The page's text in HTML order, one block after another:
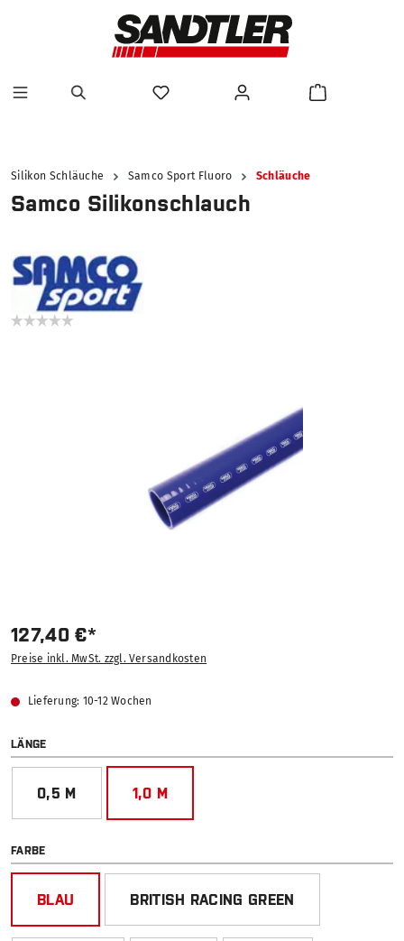
Silikon Schläuche Samco Sport Fluoro Schläuche
Samco Silikonschlauch
127,40 €*
Preise inkl. MwSt. zzgl. Versandkosten
Lieferung: 10-12 Wochen
LÄNGEAUSWÄHLEN
0,5 M 1,0 M
FARBEAUSWÄHLEN
BLAU BRITISH RACING GREEN